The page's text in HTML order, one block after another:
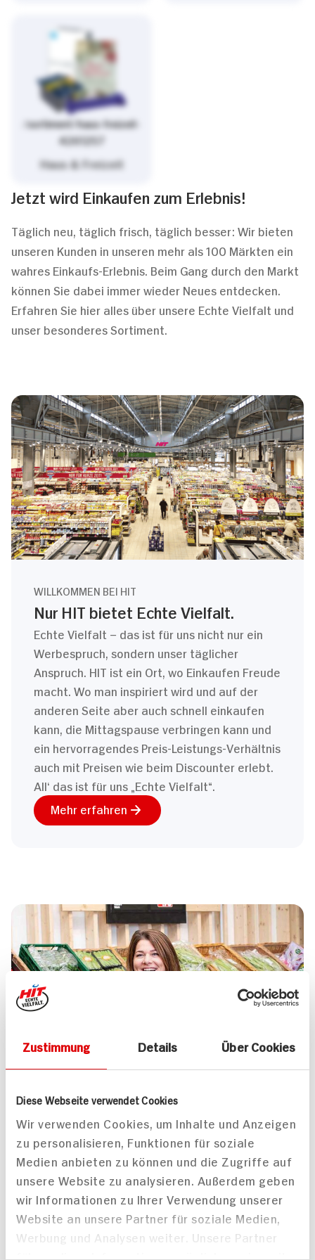
Zustimmung Details Über Cookies
Diese Webseite verwendet Cookies
Wir verwenden Cookies, um Inhalte und Anzeigen
zu personalisieren, Funktionen für soziale
Medien anbieten zu können und die Zugriffe auf
unsere Website zu analysieren. Außerdem geben
wir Informationen zu Ihrer Verwendung unserer
Website an unsere Partner für soziale Medien,
Werbung und Analysen weiter. Unsere Partner
führen diese Informationen möglicherweise mit
/sortiment/haus-freizeit-
4261257
Haus & Freizeit
Jetzt wird Einkaufen zum Erlebnis!
Täglich neu, täglich frisch, täglich besser: Wir bieten
unseren Kunden in unseren mehr als 100 Märkten ein
wahres Einkaufs-Erlebnis. Beim Gang durch den Markt
können Sie dabei immer wieder Neues entdecken.
Erfahren Sie hier alles über unsere Echte Vielfalt und
unser besonderes Sortiment.
WILLKOMMEN BEI HIT
Nur HIT bietet Echte Vielfalt.
Echte Vielfalt – das ist für uns nicht nur ein
Werbespruch, sondern unser täglicher
Anspruch. HIT ist ein Ort, wo Einkaufen Freude
macht. Wo man inspiriert wird und auf der
anderen Seite aber auch schnell einkaufen
kann, die Mittagspause verbringen kann und
ein hervorragendes Preis-Leistungs-Verhältnis
auch mit Preisen wie beim Discounter erlebt.
All‘ das ist für uns „Echte Vielfalt“.
Mehr erfahren
UNSER 7 SERVICE-VERSPRECHEN
Wir geben für Sie täglich unser
Bestes. Versprochen!
Unser Anspruch ist es, dass Ihr Einkauf bei uns
jedes Mal zum Vergnügen wird. Dafür legen
wir uns jeden Tag ins Zeug. Verlässliche
Qualität, Frische und Herkunft unserer
Produkte, entspannteres Einkaufen, bester